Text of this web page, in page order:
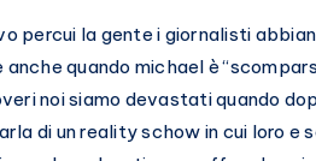
percui la gente i giornalisti
quando michael è
noi siamo devastati quando
di un reality schow in cui loro